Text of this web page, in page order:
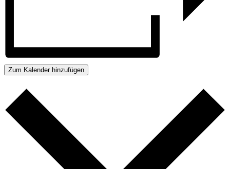
Zum Kalender hinzufügen